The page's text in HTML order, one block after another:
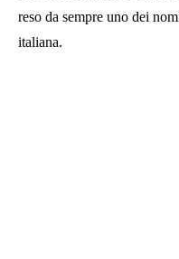
reso da sempre uno dei
italiana.